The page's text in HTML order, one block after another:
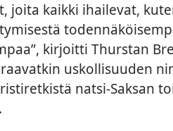
joita kaikki ihailevat,
kirjoitti Thurstan
uskollisuuden
natsi-Saksan